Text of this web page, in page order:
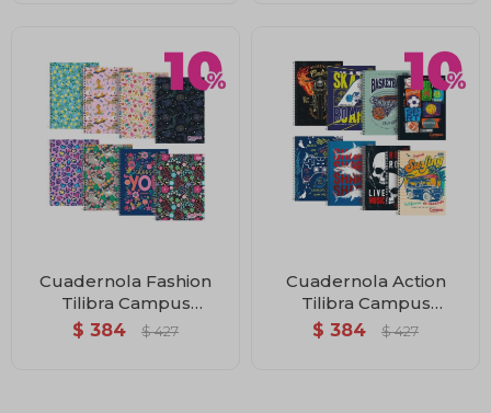
Cuadernola Fashion
Tilibra Campus
University Td Rayada
$ 384 $ 427
Cuadernola Action
Tilibra Campus
University Td Rayada
$ 384 $ 427